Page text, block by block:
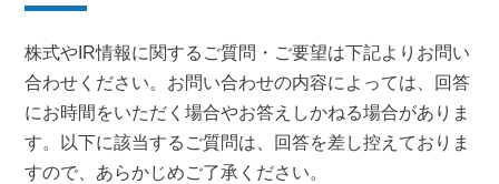
株式やIR情報に関するご質問・ご要望は下記よりお問い
合わせください。お問い合わせの内容によっては、回答
にお時間をいただく場合やお答えしかねる場合がありま
す。以下に該当するご質問は、回答を差し控えておりま
すので、あらかじめご了承ください。